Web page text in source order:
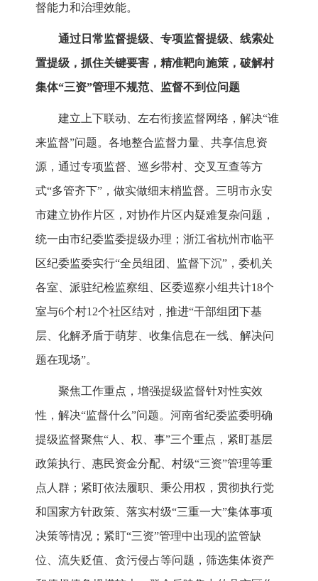
督能力和治理效能。
通过日常监督提级、专项监督提级、线索处
置提级，抓住关键要害，精准靶向施策，破解村
集体“三资”管理不规范、监督不到位问题
建立上下联动、左右衔接监督网络，解决“谁
来监督”问题。各地整合监督力量、共享信息资
源，通过专项监督、巡乡带村、交叉互查等方
式“多管齐下”，做实做细末梢监督。三明市永安
市建立协作片区，对协作片区内疑难复杂问题，
统一由市纪委监委提级办理；浙江省杭州市临平
区纪委监委实行“全员组团、监督下沉”，委机关
各室、派驻纪检监察组、区委巡察小组共计18个
室与6个村12个社区结对，推进“干部组团下基
层、化解矛盾于萌芽、收集信息在一线、解决问
题在现场”。
聚焦工作重点，增强提级监督针对性实效
性，解决“监督什么”问题。河南省纪委监委明确
提级监督聚焦“人、权、事”三个重点，紧盯基层
政策执行、惠民资金分配、村级“三资”管理等重
点人群；紧盯依法履职、秉公用权，贯彻执行党
和国家方针政策、落实村级“三重一大”集体事项
决策等情况；紧盯“三资”管理中出现的监管缺
位、流失贬值、贪污侵占等问题，筛选集体资产